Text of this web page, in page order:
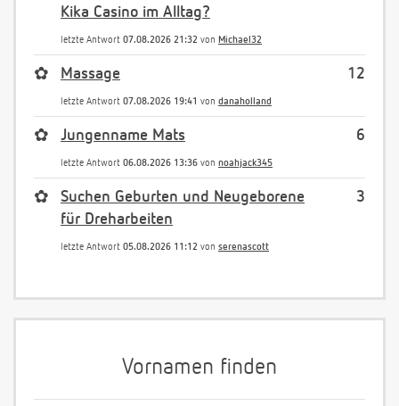
Kika Casino im Alltag?
letzte Antwort 07.08.2026 21:32 von Michael32
12
✿ Massage
letzte Antwort 07.08.2026 19:41 von danaholland
6
✿ Jungenname Mats
letzte Antwort 06.08.2026 13:36 von noahjack345
3
✿
Suchen Geburten und Neugeborene
für Dreharbeiten
letzte Antwort 05.08.2026 11:12 von serenascott
Vornamen finden